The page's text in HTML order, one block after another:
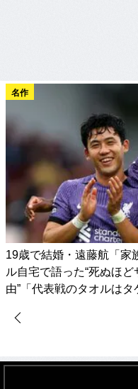
名作
19歳で結婚・遠藤航「家
ル自宅で語った“死ぬほ
由”「代表戦のタオルは